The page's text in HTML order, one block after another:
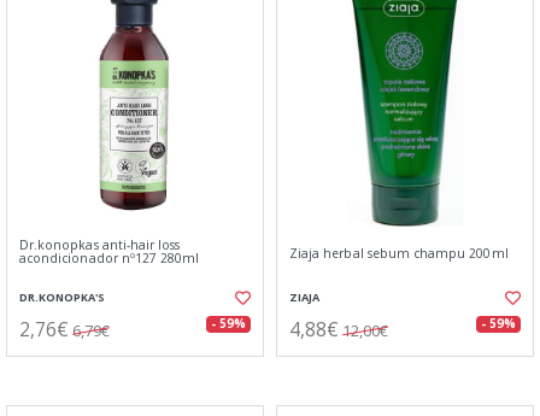
Dr.konopkas anti-hair loss
acondicionador nº127 280ml
DR.KONOPKA'S
2,76€ 6,79€ - 59%
Ziaja herbal sebum champu 200ml
ZIAJA
4,88€ 12,00€ - 59%